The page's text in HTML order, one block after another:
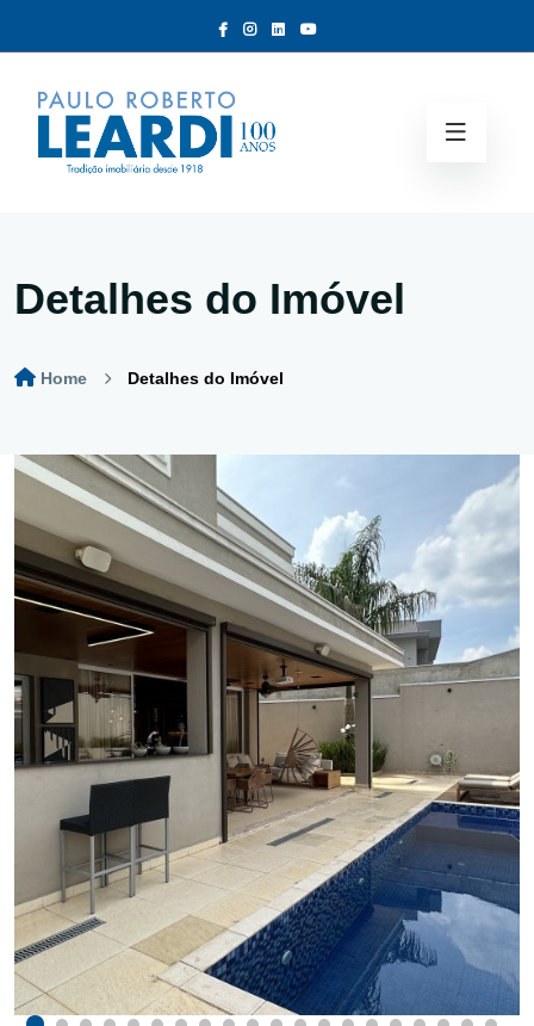
Detalhes do Imóvel
Home Detalhes do Imóvel